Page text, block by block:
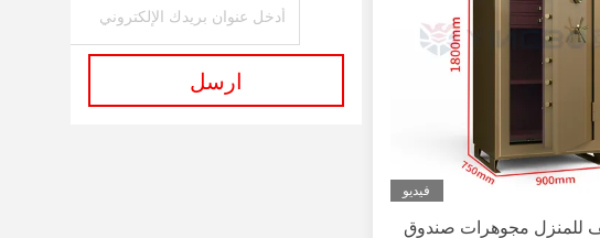
فيديو
للمنزل مجوهرات صندوق
ارسل